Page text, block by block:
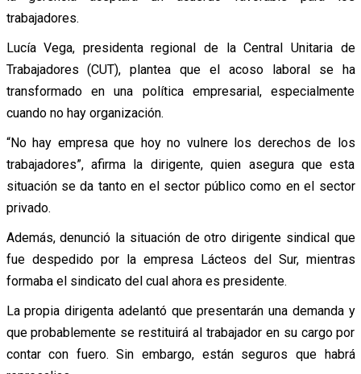
trabajadores.
Lucía Vega, presidenta regional de la Central Unitaria de
Trabajadores (CUT), plantea que el acoso laboral se ha
transformado en una política empresarial, especialmente
cuando no hay organización.
“No hay empresa que hoy no vulnere los derechos de los
trabajadores”, afirma la dirigente, quien asegura que esta
situación se da tanto en el sector público como en el sector
privado.
Además, denunció la situación de otro dirigente sindical que
fue despedido por la empresa Lácteos del Sur, mientras
formaba el sindicato del cual ahora es presidente.
La propia dirigenta adelantó que presentarán una demanda y
que probablemente se restituirá al trabajador en su cargo por
contar con fuero. Sin embargo, están seguros que habrá